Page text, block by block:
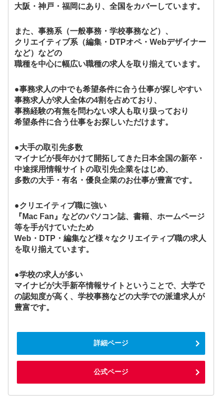
大阪・神戸・福岡にあり、全国をカバーしています。
また、事務系（一般事務・学校事務など）、
クリエイティブ系（編集・DTPオペ・Webデザイナー
など）などの
職種を中心に幅広い職種の求人を取り揃えています。
●事務求人の中でも希望条件に合う仕事が探しやすい
事務求人が求人全体の4割を占めており、
事務経験の有無を問わない求人も取り扱っており
希望条件に合う仕事をお探しいただけます。
●大手の取引先多数
マイナビが長年かけて開拓してきた日本全国の新卒・
中途採用情報サイトの取引先企業をはじめ、
多数の大手・有名・優良企業のお仕事が豊富です。
●クリエイティブ職に強い
『Mac Fan』などのパソコン誌、書籍、ホームページ
等を手がけていたため
Web・DTP・編集など様々なクリエイティブ職の求人
を取り揃えています。
●学校の求人が多い
マイナビが大手新卒情報サイトということで、大学で
の認知度が高く、学校事務などの大学での派遣求人が
豊富です。
詳細ページ
公式ページ